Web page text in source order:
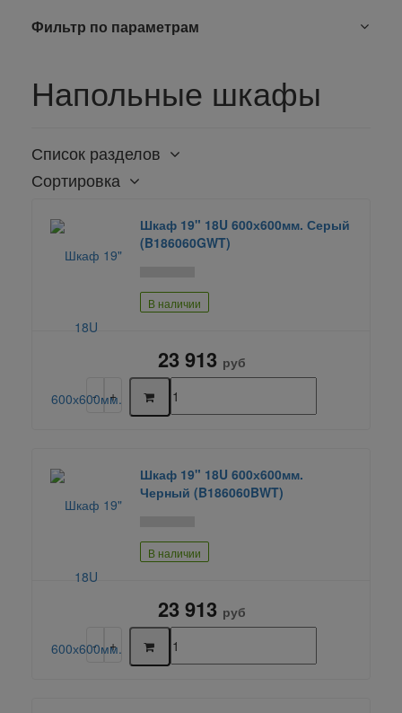
Фильтр по параметрам
Напольные шкафы
Список разделов
Сортировка
Шкаф 19" 18U 600х600мм. Серый
(B186060GWT)
В наличии
23 913 руб
Шкаф 19" 18U 600х600мм.
Черный (B186060BWT)
В наличии
23 913 руб